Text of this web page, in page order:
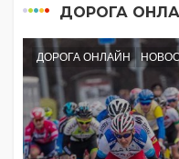
ДОРОГА
ДОРОГА ОНЛАЙН